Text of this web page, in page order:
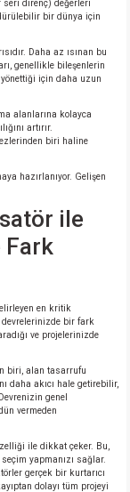
seri direnç) değerleri
bir dünya için
Daha az ısınan bu
genellikle bileşenlerin
yönettiği için daha uzun
alanlarına kolayca
artırır.
biri haline
hazırlanıyor. Gelişen
ile
Fark
en kritik
devrelerinizde bir fark
ve projelerinizde
biri, alan tasarrufu
daha akıcı hale getirebilir,
genel
vermeden
ile dikkat çeker. Bu,
yapmanızı sağlar.
gerçek bir kurtarıcı
dolayı tüm projeyi